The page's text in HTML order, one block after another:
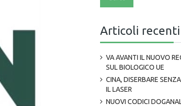
Articoli recenti
VA AVANTI IL NUOVO
SUL BIOLOGICO UE
CINA, DISERBARE
IL LASER
NUOVI CODICI